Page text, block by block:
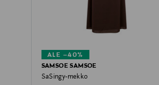
ALE –40%
SAMSOE SAMSOE
SaSingy-mekko